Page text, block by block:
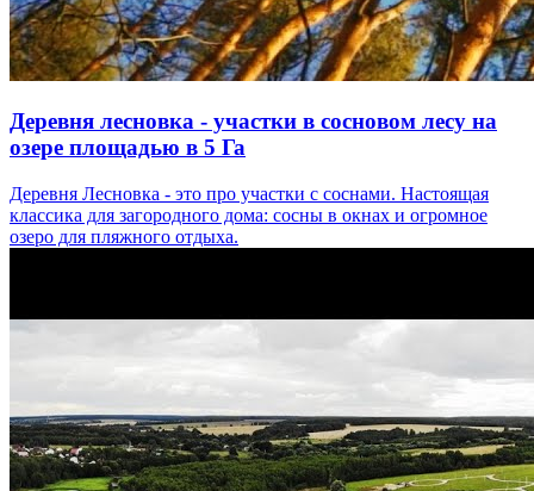
Деревня лесновка - участки в сосновом лесу на
озере площадью в 5 Га
Деревня Лесновка - это про участки с соснами. Настоящая
классика для загородного дома: сосны в окнах и огромное
озеро для пляжного отдыха.